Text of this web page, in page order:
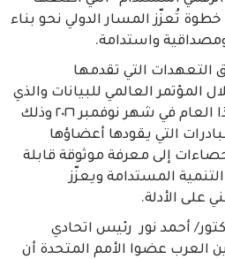
خطوة تُعزّز المسار الدولي نحو بناء
واستدامة.
التعهدات التي تقدمها
العالمي للبيانات والذي
ستقيمه الأمم المتحدة هذا العام في شهر نوفمبر ٢٠٢٦ وذلك
التي يقودها أعضاؤها
إلى معرفة موثوقة قابلة
المستدامة ويعزّز
على الأدلة.
أحمد نور رئيس اتحادي
العرب عضوا الأمم المتحدة أن